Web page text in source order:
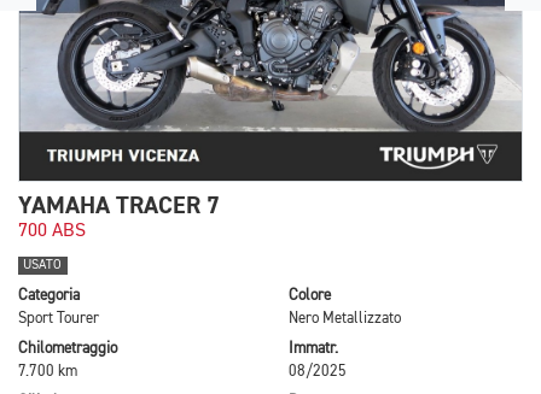
YAMAHA TRACER 7
700 ABS
USATO
Categoria
Sport Tourer
Colore
Nero Metallizzato
Chilometraggio
7.700 km
Immatr.
08/2025